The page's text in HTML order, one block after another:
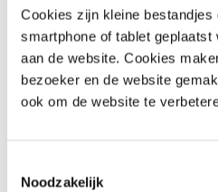
Cookies zijn kleine bestandjes
smartphone of tablet geplaatst
aan de website. Cookies
bezoeker en de website
ook om de website te
Noodzakelijk